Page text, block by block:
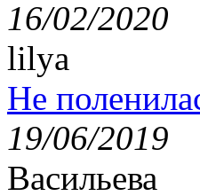
16/02/2020
lilya
Не
19/06/2019
Васильева